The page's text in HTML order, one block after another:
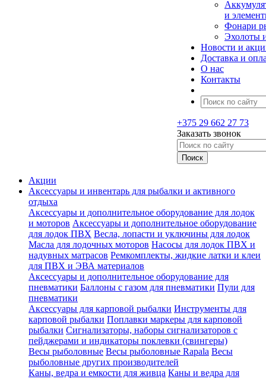
и
Фонари
Эхолоты
Новости и
Доставка и
О нас
Контакты
+375 29 662 27 73
Заказать звонок
Акции
Аксессуары и инвентарь для рыбалки и активного
отдыха
Аксессуары и дополнительное оборудование для лодок
и моторов Аксессуары и дополнительное оборудование
для лодок ПВХ Весла, лопасти и уключины для лодок
Масла для лодочных моторов Насосы для лодок ПВХ и
надувных матрасов Ремкомплекты, жидкие латки и клеи
для ПВХ и ЭВА материалов
Аксессуары и дополнительное оборудование для
пневматики Баллоны с газом для пневматики Пули для
пневматики
Аксессуары для карповой рыбалки Инструменты для
карповой рыбалки Поплавки маркеры для карповой
рыбалки Сигнализаторы, наборы сигнализаторов с
пейджерами и индикаторы поклевки (свингеры)
Весы рыболовные Весы рыболовные Rapala Весы
рыболовные других производителей
Каны, ведра и емкости для живца Каны и ведра для